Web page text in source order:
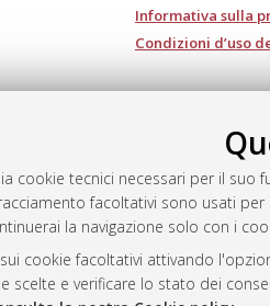
cookie tecnici necessari per il
facoltativi sono usati
la navigazione solo con i
cookie facoltativi attivando
scelte e verificare lo stato dei
Informativa sulla
Condizioni d’uso
STUDIORUM - Università di